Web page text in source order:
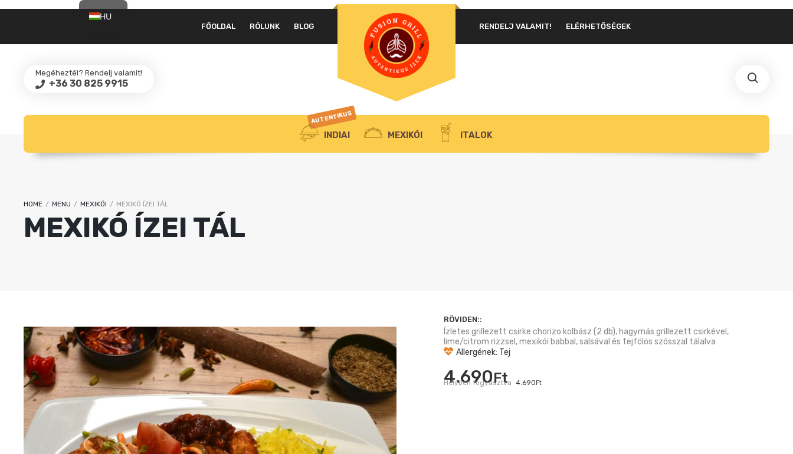
RENDELJ VALAMIT! ELÉRHETŐSÉGEK
FŐOLDAL RÓLUNK BLOG
Megéheztél? Rendelj valamit!
+36 30 825 9915
INDIAI
AUTENTIKUS
MEXIKÓI ITALOK
HOME / MENU / MEXIKÓI / MEXIKÓ ÍZEI TÁL
MEXIKÓ ÍZEI TÁL
RÖVIDEN::
Ízletes grillezett csirke chorizo kolbász (2 db), hagymás grillezett csirkével,
lime/citrom rizzsel, mexikói babbal, salsával és tejfölös szósszal tálalva
Allergének: Tej
4.690Ft
Helyben fogyasztva 4.690Ft
HU